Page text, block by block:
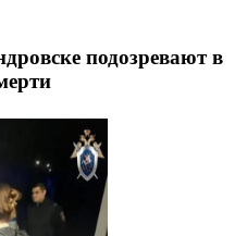
подозревают в